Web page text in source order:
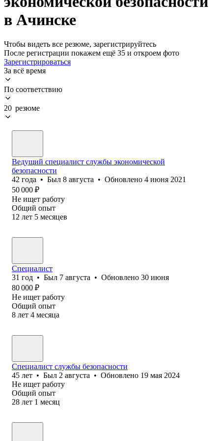
в Ачинске
Чтобы видеть все резюме, зарегистрируйтесь
После регистрации покажем ещё 35 и откроем фото
Зарегистрироваться
За всё время
По соответствию
20 резюме
Ведущий специалист службы экономической
безопасности
42 года • Был 8 августа • Обновлено 4 июня 2021
50 000 ₽
Не ищет работу
Общий опыт
12 лет 5 месяцев
Специалист
31 год • Был 7 августа • Обновлено 30 июня
80 000 ₽
Не ищет работу
Общий опыт
8 лет 4 месяца
Специалист службы безопасности
45 лет • Был 2 августа • Обновлено 19 мая 2024
Не ищет работу
Общий опыт
28 лет 1 месяц